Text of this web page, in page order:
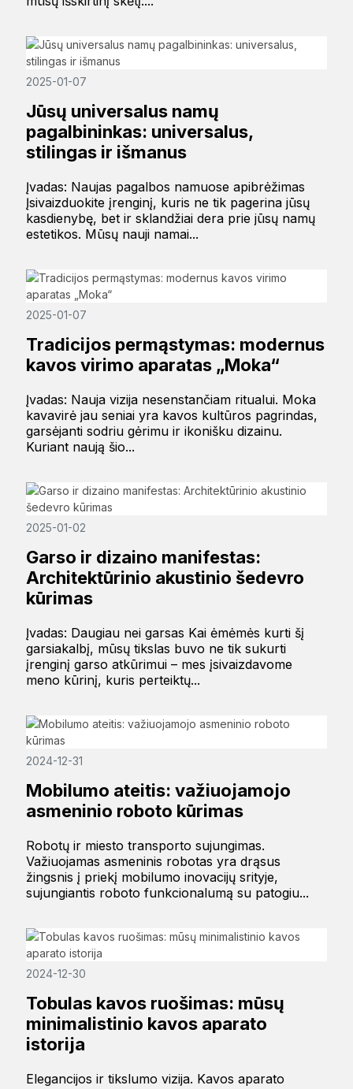
2025-01-07
Jūsų universalus namų
pagalbininkas: universalus,
stilingas ir išmanus
Įvadas: Naujas pagalbos namuose apibrėžimas
Įsivaizduokite įrenginį, kuris ne tik pagerina jūsų
kasdienybę, bet ir sklandžiai dera prie jūsų namų
estetikos. Mūsų nauji namai...
2025-01-07
Tradicijos permąstymas: modernus
kavos virimo aparatas „Moka“
Įvadas: Nauja vizija nesenstančiam ritualui. Moka
kavavirė jau seniai yra kavos kultūros pagrindas,
garsėjanti sodriu gėrimu ir ikonišku dizainu.
Kuriant naują šio...
2025-01-02
Garso ir dizaino manifestas:
Architektūrinio akustinio šedevro
kūrimas
Įvadas: Daugiau nei garsas Kai ėmėmės kurti šį
garsiakalbį, mūsų tikslas buvo ne tik sukurti
įrenginį garso atkūrimui – mes įsivaizdavome
meno kūrinį, kuris perteiktų...
2024-12-31
Mobilumo ateitis: važiuojamojo
asmeninio roboto kūrimas
Robotų ir miesto transporto sujungimas.
Važiuojamas asmeninis robotas yra drąsus
žingsnis į priekį mobilumo inovacijų srityje,
sujungiantis roboto funkcionalumą su patogiu...
2024-12-30
Tobulas kavos ruošimas: mūsų
minimalistinio kavos aparato
istorija
Elegancijos ir tikslumo vizija. Kavos aparato